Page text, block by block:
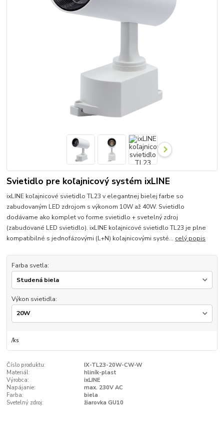
Svietidlo pre koľajnicový systém ixLINE
ixLINE koľajnicové svietidlo TL23 v elegantnej bielej farbe so
zabudovaným LED zdrojom s výkonom 10W až 40W. Svietidlo
dodávame ako komplet vo forme svietidlo + svetelný zdroj
(zabudované LED svietidlo). ixLINE koľajnicové svietidlo TL23 je plne
kompatibilné s jednofázovými (L+N) koľajnicovými systé... celý popis
Farba svetla:
Výkon svietidla:
/ks
Číslo produktu:
IX-TL23-20W-CW-W
Materiál:
hliník-plast
Výrobca:
ixLINE
Napájanie:
max. 230V AC
Farba:
biela
Svetelný zdroj:
žiarovka GU10